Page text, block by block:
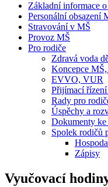
Základní informace
Personální obsazení
Stravování v MŠ
Provoz MŠ
Pro rodiče
Zdravá voda
Koncepce
EVVO, VUR
Přijímací
Rady pro
Úspěchy a
Dokumenty ke
Spolek rodičů
Zápisy
Vyučovací